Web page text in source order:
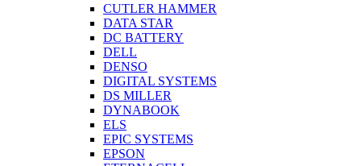
CUTLER HAMMER
DATA STAR
DC BATTERY
DELL
DENSO
DIGITAL SYSTEMS
DS MILLER
DYNABOOK
ELS
EPIC SYSTEMS
EPSON